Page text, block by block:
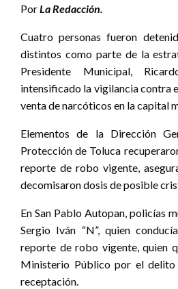
PorLa Redacción.
Cuatro personas fueron
distintos como parte de la
Presidente Municipal,
intensificado la vigilancia contra
venta de narcóticos en la capital
Elementos de la Dirección
Protección de Toluca
reporte de robo vigente,
decomisaron dosis de posible
En San Pablo Autopan, policías
Sergio Iván “N”, quien
reporte de robo vigente, quien
Ministerio Público por el
receptación.